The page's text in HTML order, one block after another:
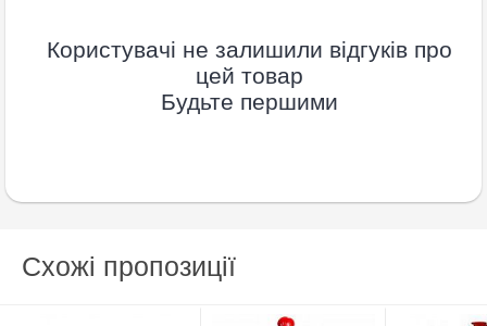
Користувачі не залишили відгуків про
цей товар
Будьте першими
Схожі пропозиції